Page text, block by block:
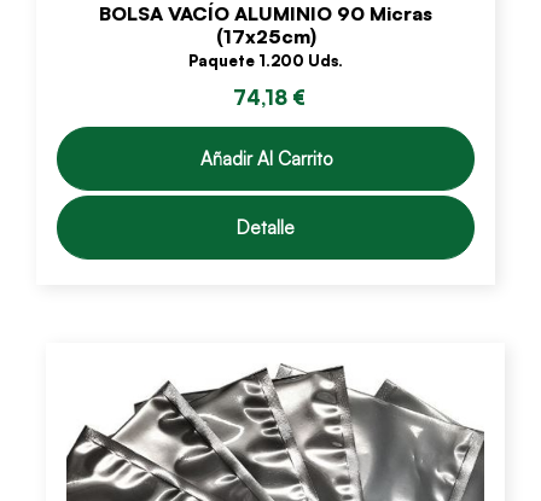
BOLSA VACÍO ALUMINIO 90 Micras
(17x25cm)
Paquete 1.200 Uds.
74,18 €
Añadir Al Carrito
Detalle